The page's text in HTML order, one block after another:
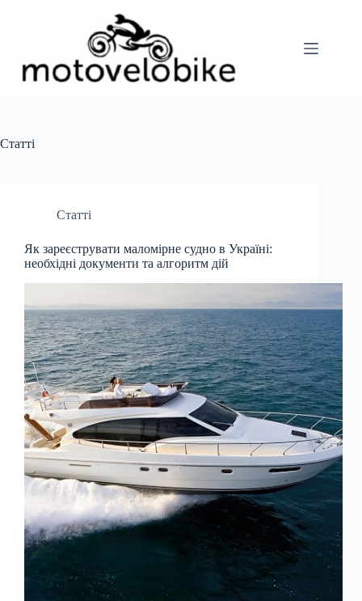
Статті
Статті
Як зареєструвати маломірне судно в Україні:
необхідні документи та алгоритм дій